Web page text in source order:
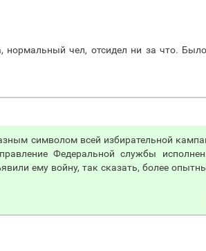
нормальный чел, отсидел ни за что.
символом всей избирательной
Федеральной службы
ему войну, так сказать, более